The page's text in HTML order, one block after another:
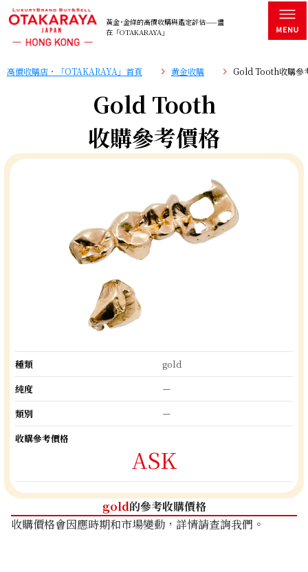
黃金･金條的高價收購與鑑定評估——盡
在「OTAKARAYA」
高價收購店・「OTAKARAYA」首頁 黄金收購 Gold Tooth收購參
Gold Tooth
收購參考價格
種類
gold
純度
ー
類別
ー
收購參考價格
ASK
gold的參考收購價格
收購價格會因應時期和市場變動，詳情請查詢我們。